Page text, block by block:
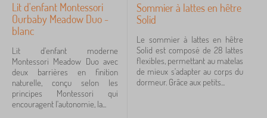
Lit d'enfant Montessori
Ourbaby Meadow Duo -
blanc
Lit d'enfant moderne
Montessori Meadow Duo avec
deux barrières en finition
naturelle, conçu selon les
principes Montessori qui
encouragent l'autonomie, la...
Sommier à lattes en hêtre
Solid
Le sommier à lattes en hêtre
Solid est composé de 28 lattes
flexibles, permettant au matelas
de mieux s'adapter au corps du
dormeur. Grâce aux petits...